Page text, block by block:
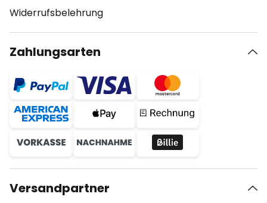
Widerrufsbelehrung
Zahlungsarten
Versandpartner